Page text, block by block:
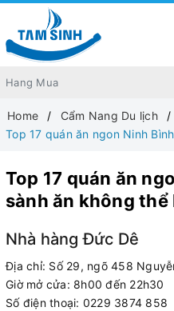
Home
Cẩm Nang Du lịch
Top 17 quán ăn ngon Ninh
Top 17 quán ăn
sành ăn không thể
Nhà hàng Đức Dê
Địa chỉ: Số 29, ngõ 458
Giờ mở cửa: 8h00 đến 22h30
Số điện thoại: 0229 3874 858